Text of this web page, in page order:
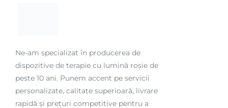
Ne-am specializat în producerea de
dispozitive de terapie cu lumină roșie de
peste 10 ani. Punem accent pe servicii
personalizate, calitate superioară, livrare
rapidă și prețuri competitive pentru a